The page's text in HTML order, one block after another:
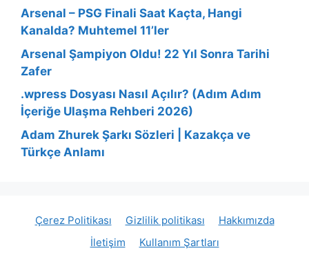
Arsenal – PSG Finali Saat Kaçta, Hangi
Kanalda? Muhtemel 11’ler
Arsenal Şampiyon Oldu! 22 Yıl Sonra Tarihi
Zafer
.wpress Dosyası Nasıl Açılır? (Adım Adım
İçeriğe Ulaşma Rehberi 2026)
Adam Zhurek Şarkı Sözleri | Kazakça ve
Türkçe Anlamı
Çerez Politikası Gizlilik politikası
Hakkımızda
İletişim
Kullanım Şartları